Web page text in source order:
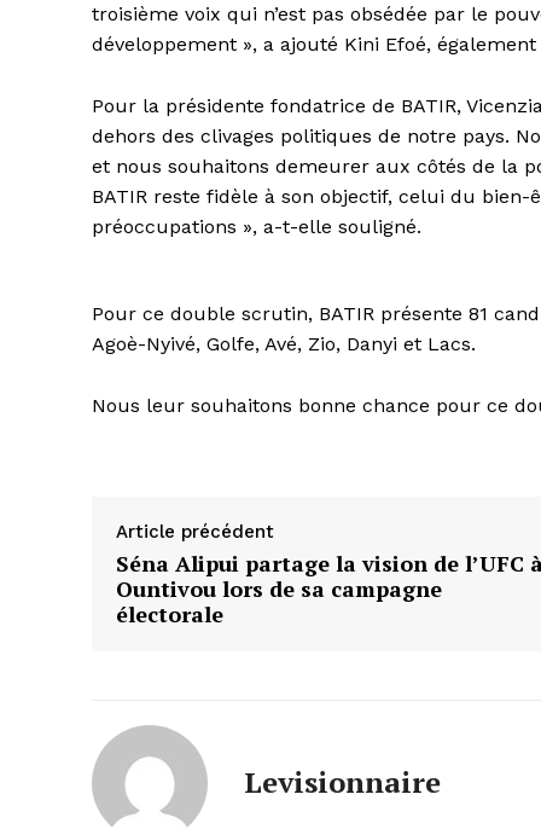
troisième voix qui n’est pas obsédée par le
développement », a ajouté Kini Efoé,
Pour la présidente fondatrice de BATIR,
dehors des clivages politiques de notre pays.
et nous souhaitons demeurer aux côtés de la
BATIR reste fidèle à son objectif, celui du
préoccupations », a-t-elle souligné.
Pour ce double scrutin, BATIR présente 81
Agoè-Nyivé, Golfe, Avé, Zio, Danyi et Lacs.
Nous leur souhaitons bonne chance pour ce
Article précédent
Séna Alipui partage la vision de l’UFC
Ountivou lors de sa campagne
électorale
Levisionnaire